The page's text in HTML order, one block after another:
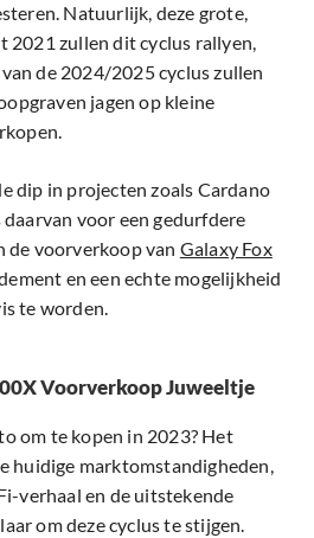
Natuurlijk, deze grote,
2021 zullen dit cyclus rallyen,
de 2024/2025 cyclus zullen
jagen op kleine
dip in projecten zoals Cardano
voor een gedurfdere
de voorverkoop van Galaxy Fox
en een echte mogelijkheid
te worden.
Voorverkoop Juweeltje
om te kopen in 2023? Het
huidige marktomstandigheden,
verhaal en de uitstekende
om deze cyclus te stijgen.